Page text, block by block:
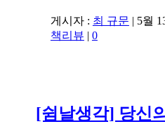
게시자 : 최 규문 | 5월
책리뷰 | 0
[쉼날생각] 당신